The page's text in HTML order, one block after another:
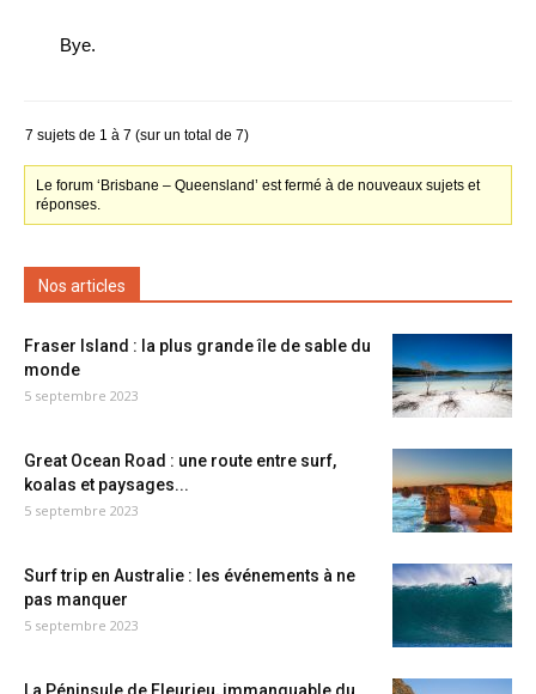
Bye.
7 sujets de 1 à 7 (sur un total de 7)
Le forum ‘Brisbane – Queensland’ est fermé à de nouveaux sujets et
réponses.
Nos articles
Fraser Island : la plus grande île de sable du
monde
5 septembre 2023
Great Ocean Road : une route entre surf,
koalas et paysages...
5 septembre 2023
Surf trip en Australie : les événements à ne
pas manquer
5 septembre 2023